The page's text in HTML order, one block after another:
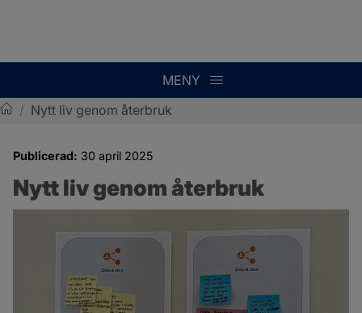
MENY
/ Nytt liv genom återbruk
Publicerad: 30 april 2025
Nytt liv genom återbruk